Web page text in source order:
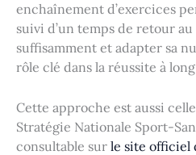
enchaînement d’exercices
suivi d’un temps de retour
suffisamment et adapter sa
rôle clé dans la réussite à
Cette approche est aussi
Stratégie Nationale Sport-
consultable sur le site officiel